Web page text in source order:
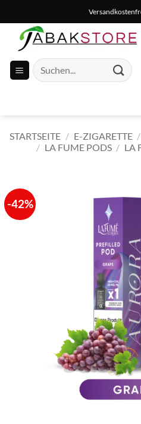
Inhalt
springen
Suche
nach:
STARTSEITE / E-ZIGARETTE /
/ LA FUME PODS / LA
-42%